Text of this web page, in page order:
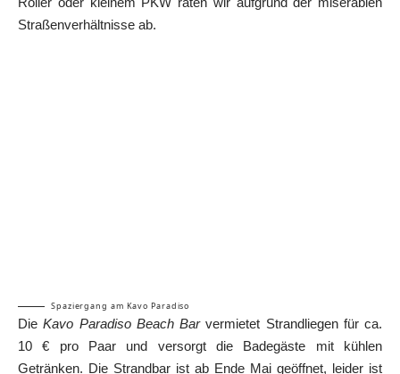
Straßenverhältnisse ab.
Spaziergang am Kavo Paradiso
DieKavo Paradiso Beach Barvermietet Strandliegen für ca.
10 € pro Paar und versorgt die Badegäste mit kühlen
Getränken. Die Strandbar ist ab Ende Mai geöffnet, leider ist